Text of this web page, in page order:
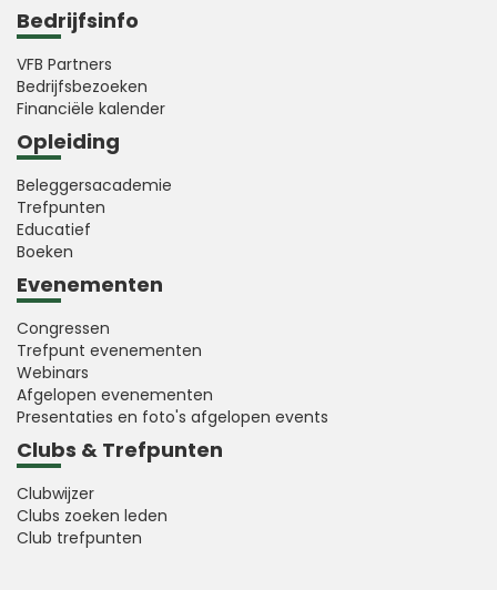
Bedrijfsinfo
VFB Partners
Bedrijfsbezoeken
Financiële kalender
Opleiding
Beleggersacademie
Trefpunten
Educatief
Boeken
Evenementen
Congressen
Trefpunt evenementen
Webinars
Afgelopen evenementen
Presentaties en foto's afgelopen events
Clubs & Trefpunten
Clubwijzer
Clubs zoeken leden
Club trefpunten